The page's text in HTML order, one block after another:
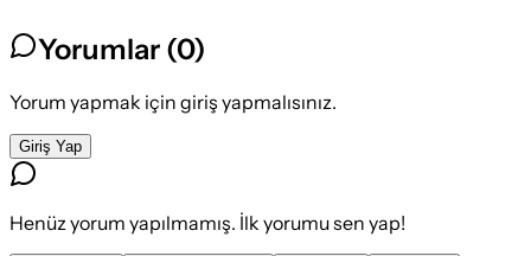
Yorumlar (0)
Yorum yapmak için giriş yapmalısınız.
Giriş Yap
Henüz yorum yapılmamış. İlk yorumu sen yap!